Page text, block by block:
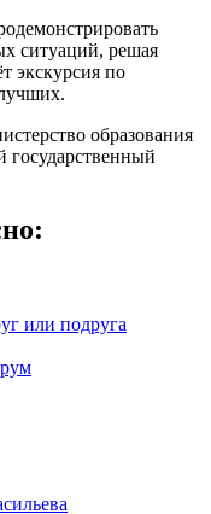
ситуаций, решая
экскурсия по
образования
государственный
или подруга